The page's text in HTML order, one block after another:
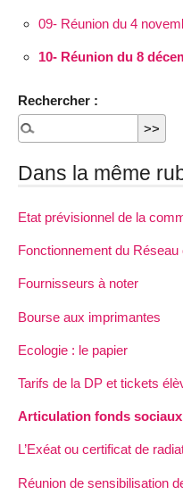
09- Réunion du 4
10- Réunion du 8
Rechercher :
Dans la même
Etat prévisionnel de la
Fonctionnement du Réseau
Fournisseurs à noter
Bourse aux imprimantes
Ecologie : le papier
Tarifs de la DP et tickets
Articulation fonds
L’Exéat ou certificat de
Réunion de sensibilisation